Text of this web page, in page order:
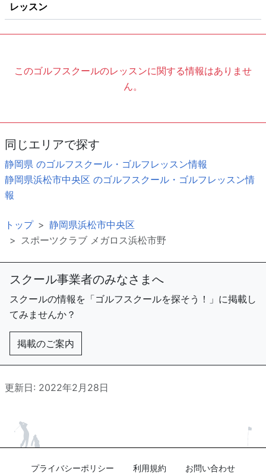
レッスン
このゴルフスクールのレッスンに関する情報はありませ
ん。
同じエリアで探す
静岡県 のゴルフスクール・ゴルフレッスン情報
静岡県浜松市中央区 のゴルフスクール・ゴルフレッスン情
報
トップ
静岡県浜松市中央区
スポーツクラブ メガロス浜松市野
スクール事業者のみなさまへ
スクールの情報を「ゴルフスクールを探そう！」に掲載し
てみませんか？
掲載のご案内
更新日: 2022年2月28日
プライバシーポリシー 利用規約 お問い合わせ